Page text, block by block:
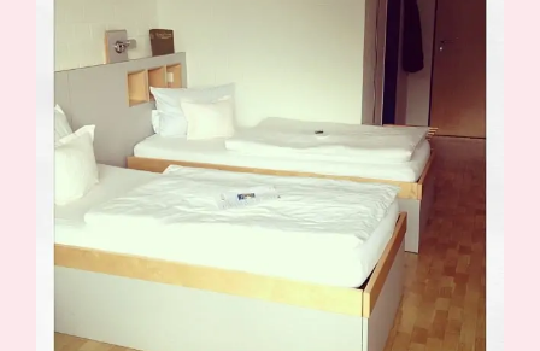
Angebote
Demonstrator werden
Blog
Gutscheine
Produkte erklärt
Über Stampin’ Up!